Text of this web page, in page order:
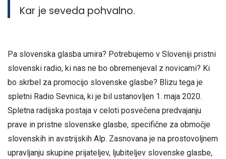
Kar je seveda pohvalno.
Pa slovenska glasba umira? Potrebujemo v Sloveniji pristni
slovenski radio, ki nas ne bo obremenjeval z novicami? Ki
bo skrbel za promocijo slovenske glasbe? Blizu tega je
spletni Radio Sevnica, ki je bil ustanovljen 1. maja 2020.
Spletna radijska postaja v celoti posvečena predvajanju
prave in pristne slovenske glasbe, specifične za območje
slovenskih in avstrijskih Alp. Zasnovana je na prostovoljnem
upravljanju skupine prijateljev, ljubiteljev slovenske glasbe,